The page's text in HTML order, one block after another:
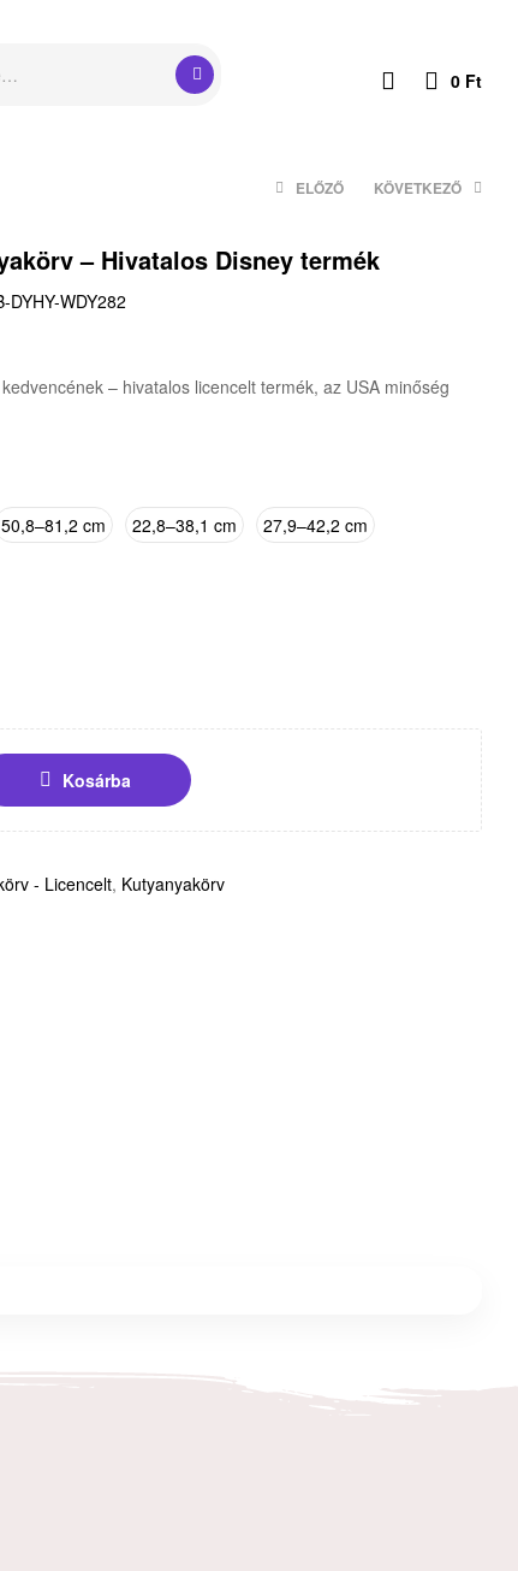
0 Ft
ELŐZŐ KÖVETKEZŐ
– Hivatalos Disney termék
DYHY-WDY282
– hivatalos licencelt termék, az USA minőség
50,8–81,2 cm 22,8–38,1 cm
27,9–42,2 cm
Kosárba
- Licencelt, Kutyanyakörv